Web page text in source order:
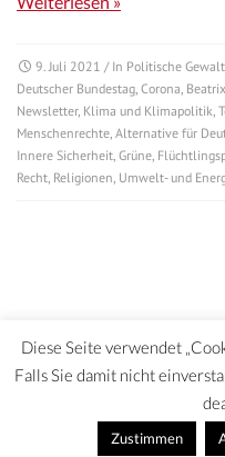
9. Juli 2021 / In Politische Gewalt
Deutscher Bundestag, Corona,
Newsletter, Klima und Klimapolitik,
Menschenrechte, Alternative für
Innere Sicherheit, Grüne,
Recht, Religionen, Umwelt- und
Diese Seite verwendet
Falls Sie damit nicht
Zustimmen